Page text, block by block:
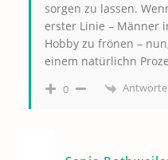
sorgen zu lassen.
erster Linie – Männer
Hobby zu frönen –
einem natürlichn
0